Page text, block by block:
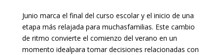
Junio marca el final del curso escolar y el inicio de una
etapa más relajada para muchasfamilias. Este cambio
de ritmo convierte el comienzo del verano en un
momento idealpara tomar decisiones relacionadas con